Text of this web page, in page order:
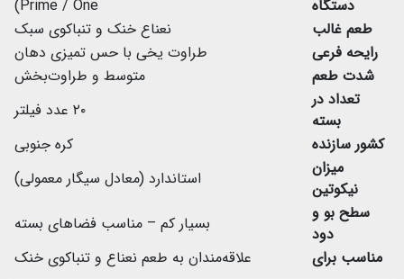
دستگاه
Prime / One)
طعم غالب
نعناع خنک و تنباکوی سبک
رایحه فرعی
طراوت یخی با حس تمیزی دهان
شدت طعم
متوسط و طراوت‌بخش
تعداد در
بسته
۲۰ عدد فیلتر
کشور سازنده
کره جنوبی
میزان
نیکوتین
استاندارد (معادل سیگار معمولی)
سطح بو و
دود
بسیار کم – مناسب فضاهای بسته
مناسب برای
علاقه‌مندان به طعم نعناع و تنباکوی خنک